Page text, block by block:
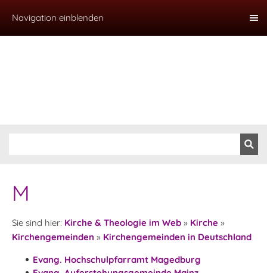
Navigation einblenden
M
Sie sind hier: Kirche & Theologie im Web » Kirche »
Kirchengemeinden » Kirchengemeinden in Deutschland
Evang. Hochschulpfarramt Magedburg